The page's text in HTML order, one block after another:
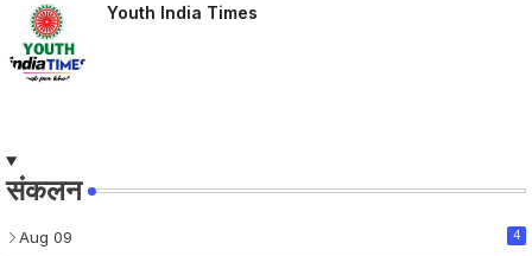
Youth India Times
संकलन
Aug 09 4